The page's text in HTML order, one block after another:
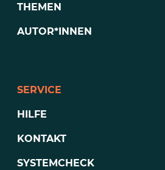
THEMEN
AUTOR*INNEN
SERVICE
HILFE
KONTAKT
SYSTEMCHECK